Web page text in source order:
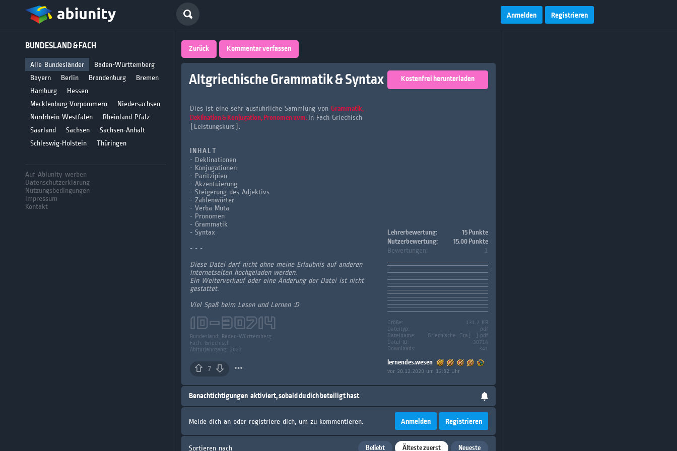
Anmelden Registrieren
BUNDESLAND & FACH
Alle Bundesländer
Baden-Württemberg
Bayern
Berlin Brandenburg
Bremen
Hamburg
Hessen
Mecklenburg-Vorpommern
Niedersachsen
Nordrhein-Westfalen
Rheinland-Pfalz
Saarland
Sachsen
Sachsen-Anhalt
Schleswig-Holstein
Thüringen
Auf Abiunity werben
Datenschutzerklärung
Nutzungsbedingungen
Impressum
Kontakt
Deutschlands
größte Plattform
für Abiturienten
Zurück Kommentar verfassen
Altgriechische Grammatik & Syntax Kostenfrei herunterladen
Lehrerbewertung:
15 Punkte
Nutzerbewertung:
15.00 Punkte
Bewertungen: 1
Größe:
131.7 KB
Dateityp:
pdf
Dateiname:
Griechische_Gra[...].pdf
Datei-ID:
30714
Downloads:
341
lernendes.wesen
vor 20.12.2020 um 12:52 Uhr
Dies ist eine sehr ausführliche Sammlung von Grammatik,
Deklination & Konjugation, Pronomen uvm.in Fach Griechisch
(Leistungskurs).
I N H A L T
- Deklinationen
- Konjugationen
- Paritzipien
- Akzentuierung
- Steigerung des Adjektivs
- Zahlenwörter
- Verba Muta
- Pronomen
- Grammatik
- Syntax
- - -
Diese Datei darf nicht ohne meine Erlaubnis auf anderen
Internetseiten hochgeladen werden.
Ein Weiterverkauf oder eine Änderung der Datei ist nicht
gestattet.
Viel Spaß beim Lesen und Lernen :D
ID-30714
Bundesland: Baden-Württemberg
Fach: Griechisch
Abiturjahrgang: 2022
7
Benachtichtigungen aktiviert, sobald du dich beteiligt hast
Melde dich an oder registriere dich, um zu kommentieren. Anmelden Registrieren
Sortieren nach Beliebt Älteste zuerst Neueste